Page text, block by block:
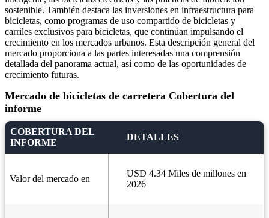
sostenible. También destaca las inversiones en infraestructura para
bicicletas, como programas de uso compartido de bicicletas y
carriles exclusivos para bicicletas, que continúan impulsando el
crecimiento en los mercados urbanos. Esta descripción general del
mercado proporciona a las partes interesadas una comprensión
detallada del panorama actual, así como de las oportunidades de
crecimiento futuras.
Mercado de bicicletas de carretera Cobertura del
informe
COBERTURA DEL
INFORME
DETALLES
Valor del mercado en
USD 4.34 Miles de millones en
2026